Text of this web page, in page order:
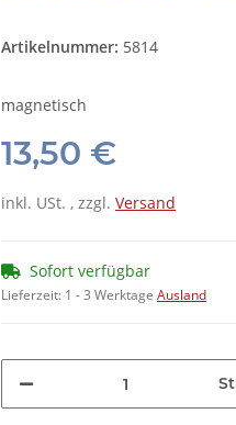
Artikelnummer: 5814
magnetisch
13,50 €
inkl. USt. , zzgl. Versand
Sofort verfügbar
Lieferzeit: 1 - 3 Werktage Ausland